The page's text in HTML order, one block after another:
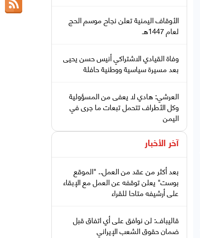
الأوقاف اليمنية تعلن نجاح موسم الحج
لعام 1447هـ
وفاة القيادي الاشتراكي أنيس حسن يحيى
بعد مسيرة سياسية ووطنية حافلة
العرشي: هادي لا يعفى من المسؤولية
وكل الأطراف تتحمل تبعات ما جرى في
اليمن
آخر الأخبار
بعد أكثر من عقد من العمل.. "الموقع
بوست" يعلن توقفه عن العمل مع الإبقاء
على أرشيفه متاحا للقراء
قاليباف: لن نوافق على أي اتفاق قبل
ضمان حقوق الشعب الإيراني